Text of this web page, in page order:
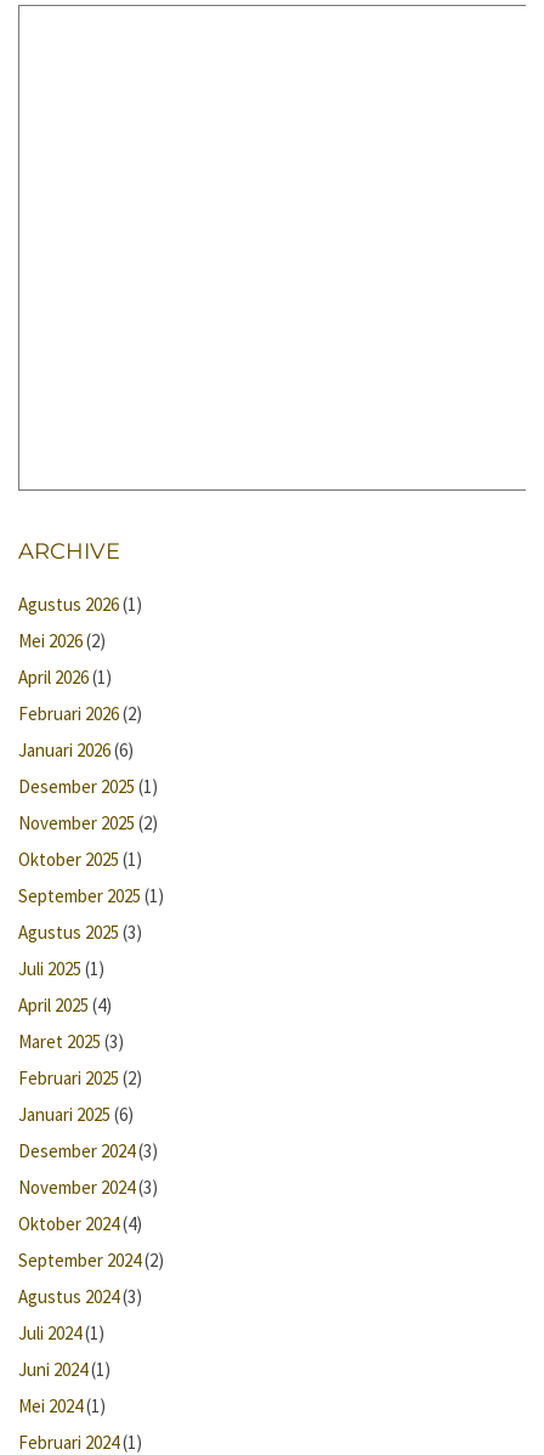
ARCHIVE
Agustus 2026(1)
Mei 2026(2)
April 2026(1)
Februari 2026(2)
Januari 2026(6)
Desember 2025 (1)
November 2025 (2)
Oktober 2025 (1)
September 2025 (1)
Agustus 2025 (3)
Juli 2025 (1)
April 2025 (4)
Maret 2025 (3)
Februari 2025 (2)
Januari 2025 (6)
Desember 2024(3)
November 2024(3)
Oktober 2024(4)
September 2024(2)
Agustus 2024(3)
Juli 2024(1)
Juni 2024(1)
Mei 2024(1)
Februari 2024(1)